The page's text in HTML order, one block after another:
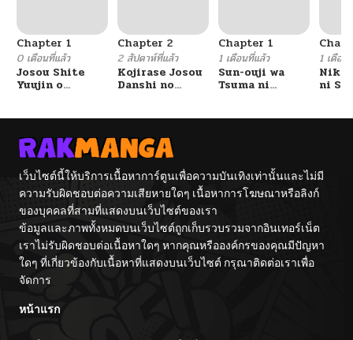
Chapter 1
0 เดือนที่แล้ว
Josou Shite
Yuujin o
Kekka
Chapter 2
2 สัปดาห์ที่แล้ว
Kojirase Josou
Danshi no
Chapter 1
1 เดือนที่แล้ว
Sun-ouji wa
Tsuma ni
1 เดือน
ni
เว็บไซต์นี้ให้บริการเนื้อหาการ์ตูนเพื่อความบันเทิงเท่านั้นและไม่มี
ความรับผิดชอบต่อความเสียหายใดๆ เนื้อหาการโฆษณาหรือลิงก์
ของบุคคลที่สามที่แสดงบนเว็บไซต์ของเรา
ข้อมูลและภาพทั้งหมดบนเว็บไซต์ถูกเก็บรวบรวมจากอินเทอร์เน็ต
เราไม่รับผิดชอบต่อเนื้อหาใดๆ หากคุณหรือองค์กรของคุณมีปัญหา
ใดๆ ที่เกี่ยวข้องกับเนื้อหาที่แสดงบนเว็บไซต์ กรุณาติดต่อเราเพื่อ
จัดการ
หน้าแรก